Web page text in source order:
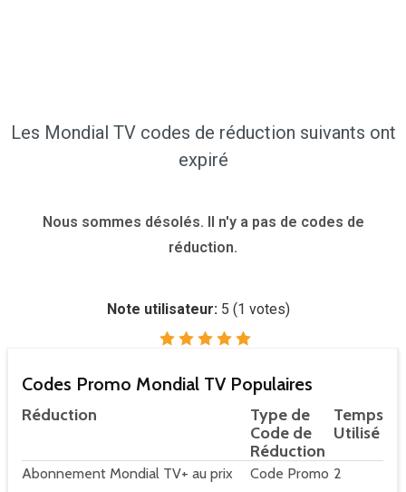
Les Mondial TV codes de réduction suivants ont
expiré
Nous sommes désolés. Il n'y a pas de codes de
réduction.
Note utilisateur: 5 (1 votes)
Codes Promo Mondial TV Populaires
Réduction
Type de
Code de
Réduction
Temps
Utilisé
Abonnement Mondial TV+ au prix
Code Promo 2